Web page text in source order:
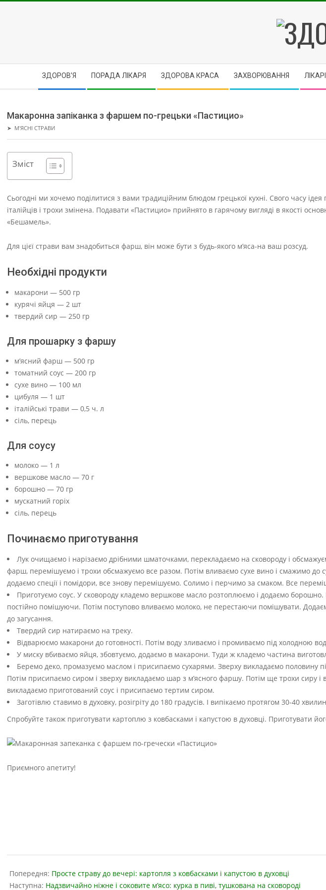
ЗДОРОВ’Я ПОРАДА ЛІКАРЯ ЗДОРОВА КРАСА ЗАХВОРЮВАННЯ
Макаронна запіканка з фаршем по-грецьки «Пастицио»
➤ М'ЯСНІ СТРАВИ
Зміст
Сьогодні ми хочемо поділитися з вами традиційним блюдом грецької кухні. Свого часу
італійців і трохи змінена. Подавати «Пастицио» прийнято в гарячому вигляді в якості
«Бешамель».
Для цієї страви вам знадобиться фарш, він може бути з будь-якого м’яса-на ваш розсуд.
Необхідні продукти
макарони — 500 гр
курячі яйця — 2 шт
твердий сир — 250 гр
Для прошарку з фаршу
м’ясний фарш — 500 гр
томатний соус — 200 гр
сухе вино — 100 мл
цибуля — 1 шт
італійські трави — 0,5 ч. л
сіль, перець
Для соусу
молоко — 1 л
вершкове масло — 70 г
борошно — 70 гр
мускатний горіх
сіль, перець
Починаємо приготування
Лук очищаємо і нарізаємо дрібними шматочками, перекладаємо на сковороду і
фарш, перемішуємо і трохи обсмажуємо все разом. Потім вливаємо сухе вино і смажимо до
додаємо спеції і помідори, все знову перемішуємо. Солимо і перчимо за смаком. Все
Приготуємо соус. У сковороду кладемо вершкове масло розтоплюємо і додаємо
постійно помішуючи. Потім поступово вливаємо молоко, не перестаючи помішувати.
до загусання.
Твердий сир натираємо на треку.
Відварюємо макарони до готовності. Потім воду зливаємо і промиваємо під холодною
У миску вбиваємо яйця, збовтуємо, додаємо в макарони. Туди ж кладемо частина
Беремо деко, промазуємо маслом і присипаємо сухарями. Зверху викладаємо половину
Потім присипаємо сиром і зверху викладаємо шар з м’ясного фаршу. Потім ще трохи сиру
викладаємо приготований соус і присипаємо тертим сиром.
Заготівлю ставимо в духовку, розігріту до 180 градусів. І випікаємо протягом 30-40
Спробуйте також приготувати картоплю з ковбасками і капустою в духовці. Приготувати
Приємного апетиту!
04-
09
Попередня: Просте страву до вечері: картопля з ковбасками і капустою в духовці
Наступна: Надзвичайно ніжне і соковите м’ясо: курка в пиві, тушкована на сковороді